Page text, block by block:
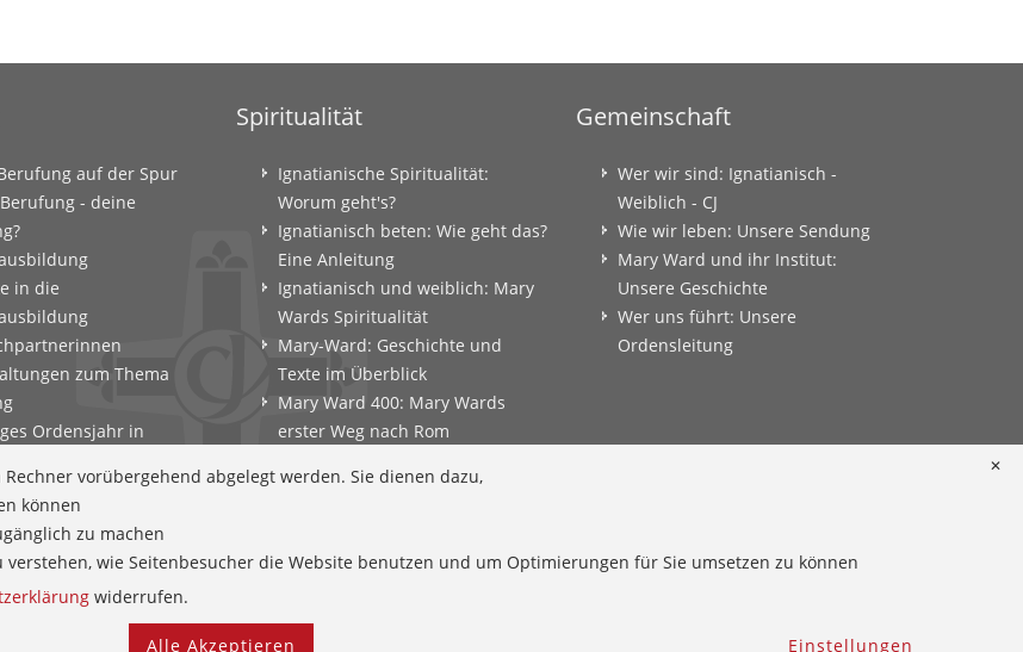
auf der Spur
- deine
in die
zum Thema
Ordensjahr in
und
Spiritualität
Ignatianische Spiritualität:
Worum geht's?
Ignatianisch beten: Wie geht das?
Eine Anleitung
Ignatianisch und weiblich: Mary
Wards Spiritualität
Mary-Ward: Geschichte und
Texte im Überblick
Mary Ward 400: Mary Wards
erster Weg nach Rom
Zeitschrift: Spiritualität konkret
Gemeinschaft
Wer wir sind: Ignatianisch -
Weiblich - CJ
Wie wir leben: Unsere Sendung
Mary Ward und ihr Institut:
Unsere Geschichte
Wer uns führt: Unsere
Ordensleitung
✕
vorübergehend abgelegt werden. Sie dienen dazu,
können
zu machen
wie Seitenbesucher die Website benutzen und um Optimierungen für Sie umsetzen zu können
widerrufen.
Alle Akzeptieren Einstellungen